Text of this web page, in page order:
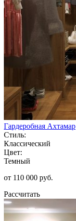
Гардеробная Ахтамар
Стиль:
Классический
Цвет:
Темный
от 110 000 руб.
Рассчитать